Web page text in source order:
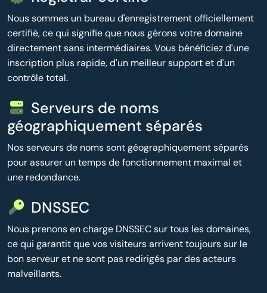
Nous sommes un bureau d'enregistrement officiellement
certifié, ce qui signifie que nous gérons votre domaine
directement sans intermédiaires. Vous bénéficiez d'une
inscription plus rapide, d'un meilleur support et d'un
contrôle total.
Serveurs de noms
géographiquement séparés
Nos serveurs de noms sont géographiquement séparés
pour assurer un temps de fonctionnement maximal et
une redondance.
DNSSEC
Nous prenons en charge DNSSEC sur tous les domaines,
ce qui garantit que vos visiteurs arrivent toujours sur le
bon serveur et ne sont pas redirigés par des acteurs
malveillants.